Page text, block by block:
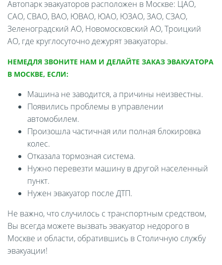
Автопарк эвакуаторов расположен в Москве: ЦАО,
САО, СВАО, ВАО, ЮВАО, ЮАО, ЮЗАО, ЗАО, СЗАО,
Зеленоградский АО, Новомосковский АО, Троицкий
АО, где круглосуточно дежурят эвакуаторы.
НЕМЕДЛЯ ЗВОНИТЕ НАМ И ДЕЛАЙТЕ ЗАКАЗ ЭВАКУАТОРА
В МОСКВЕ, ЕСЛИ:
Машина не заводится, а причины неизвестны.
Появились проблемы в управлении
автомобилем.
Произошла частичная или полная блокировка
колес.
Отказала тормозная система.
Нужно перевезти машину в другой населенный
пункт.
Нужен эвакуатор после ДТП.
Не важно, что случилось с транспортным средством,
Вы всегда можете вызвать эвакуатор недорого в
Москве и области, обратившись в Столичную службу
эвакуации!